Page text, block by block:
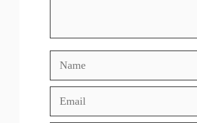
Name
Email